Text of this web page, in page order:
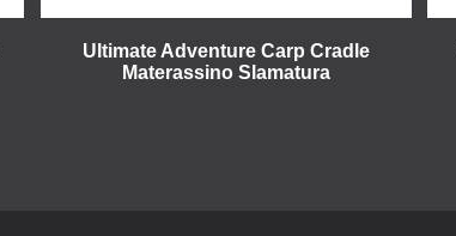
Ultimate Adventure Carp Cradle
Materassino Slamatura